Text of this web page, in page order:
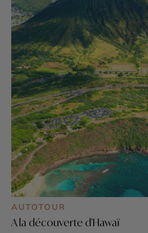
AUTOTOUR
A la découverte d'Hawaï